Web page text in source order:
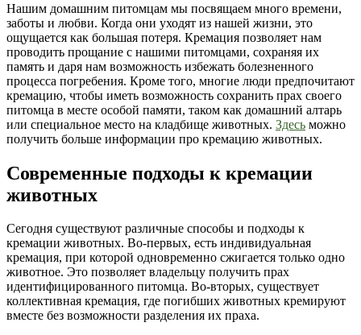
Нашим домашним питомцам мы посвящаем много времени,
заботы и любви. Когда они уходят из нашей жизни, это
ощущается как большая потеря. Кремация позволяет нам
проводить прощание с нашими питомцами, сохраняя их
память и даря нам возможность избежать болезненного
процесса погребения. Кроме того, многие люди предпочитают
кремацию, чтобы иметь возможность сохранить прах своего
питомца в месте особой памяти, таком как домашний алтарь
или специальное место на кладбище животных. Здесь можно
получить больше информации про кремацию животных.
Современные подходы к кремации
животных
Сегодня существуют различные способы и подходы к
кремации животных. Во-первых, есть индивидуальная
кремация, при которой одновременно сжигается только одно
животное. Это позволяет владельцу получить прах
идентифицированного питомца. Во-вторых, существует
коллективная кремация, где погибших животных кремируют
вместе без возможности разделения их праха.